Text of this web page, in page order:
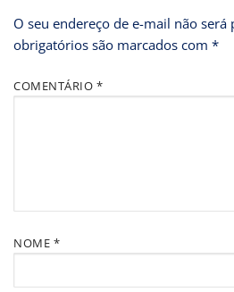
O seu endereço de e-mail não será
obrigatórios são marcados com *
COMENTÁRIO *
NOME *